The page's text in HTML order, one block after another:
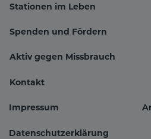
Stationen im Leben
Spenden und Fördern
Aktiv gegen Missbrauch
Kontakt
Impressum
Datenschutzerklärung